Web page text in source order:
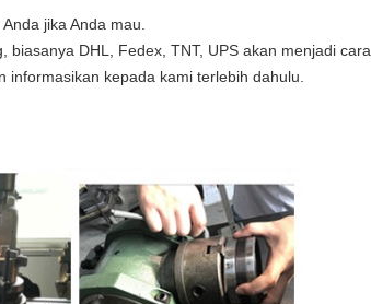
jika Anda mau.
DHL, Fedex, TNT, UPS akan menjadi cara
kepada kami terlebih dahulu.